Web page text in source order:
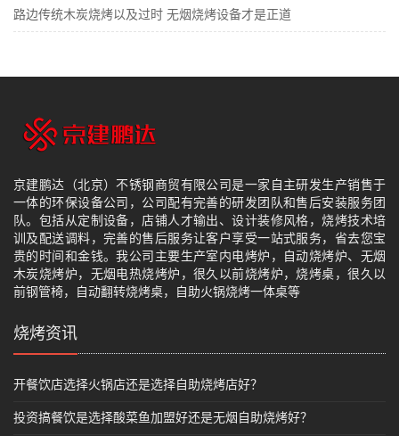
路边传统木炭烧烤以及过时 无烟烧烤设备才是正道
京建鹏达（北京）不锈钢商贸有限公司是一家自主研发生产销售于
一体的环保设备公司，公司配有完善的研发团队和售后安装服务团
队。包括从定制设备，店铺人才输出、设计装修风格，烧烤技术培
训及配送调料，完善的售后服务让客户享受一站式服务，省去您宝
贵的时间和金钱。我公司主要生产室内电烤炉，自动烧烤炉、无烟
木炭烧烤炉，无烟电热烧烤炉，很久以前烧烤炉，烧烤桌，很久以
前钢管椅，自动翻转烧烤桌，自助火锅烧烤一体桌等
烧烤资讯
开餐饮店选择火锅店还是选择自助烧烤店好？
投资搞餐饮是选择酸菜鱼加盟好还是无烟自助烧烤好？